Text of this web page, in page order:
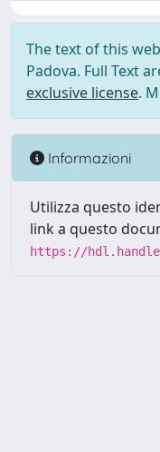
The text of this
Padova. Full Text
exclusive license.
Informazioni
Utilizza questo
link a questo
https://